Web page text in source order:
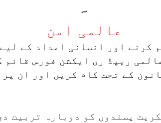
عالمی امن
کرنے اور انسانی امداد کے
ریپڈ ری ایکشن فورس قائم
کے تحت کام کریں اور ان پر
پسندوں کو دوبارہ تربیت